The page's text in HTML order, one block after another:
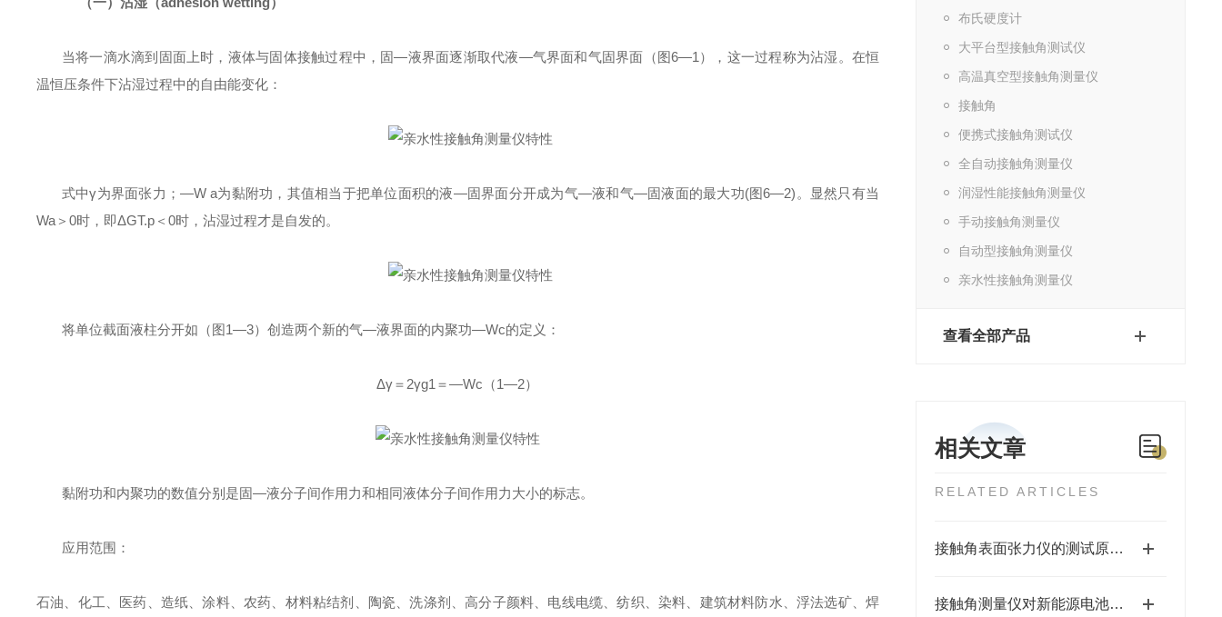
布氏硬度计
大平台型接触角测试仪
高温真空型接触角测量仪
接触角
便携式接触角测试仪
全自动接触角测量仪
润湿性能接触角测量仪
手动接触角测量仪
自动型接触角测量仪
亲水性接触角测量仪
查看全部产品
相关文章
RELATED ARTICLES
接触角表面张力仪的测试原理和测试过程
接触角测量仪对新能源电池材浸润性测试
当将一滴水滴到固面上时，液体与固体接触过程中，固—液界面逐渐取代液—气界面和气固界面（图6—1 ），这一过程称为沾湿。在恒
温恒压条件下沾湿过程中的自由能变化：
式中γ为界面张力；—W a为黏附功，其值相当于把单位面积的液—固界面分开成为气—液和气—固液面的最大功(图6—2) 。显然只有当
Wa ＞ 0时，即ΔGT.p ＜ 0时，沾湿过程才是自发的。
将单位截面液柱分开如（图1—3）创造两个新的气—液界面的内聚功—Wc的定义：
Δγ＝ 2γg1 ＝—Wc （1—2）
黏附功和内聚功的数值分别是固—液分子间作用力和相同液体分子间作用力大小的标志。
应用范围：
石油、化工、医药、造纸、涂料、农药、材料粘结剂、陶瓷、洗涤剂、高分子颜料、电线电缆、纺织、染料、建筑材料防水、浮法选矿、焊